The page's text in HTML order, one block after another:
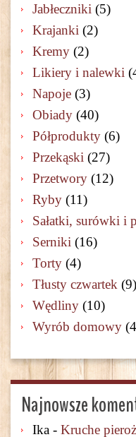
Jabłeczniki (5)
Krajanki (2)
Kremy (2)
Likiery i nalewki
Napoje (3)
Obiady (40)
Półprodukty (6)
Przekąski (27)
Przetwory (12)
Ryby (11)
Sałatki, surówki i
Serniki (16)
Torty (4)
Tłusty czwartek (9)
Wędliny (10)
Wyrób domowy
Najnowsze
Ika - Kruche